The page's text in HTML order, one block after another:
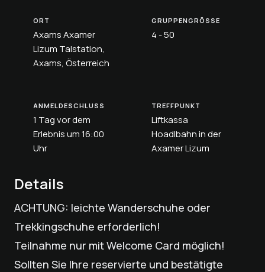
ORT
Axams Axamer
Lizum Talstation,
Axams, Österreich
GRUPPENGRÖSSE
4 - 50
ANMELDESCHLUSS
1 Tag vor dem
Erlebnis um 16:00
Uhr
TREFFPUNKT
Liftkassa
Hoadlbahn in der
Axamer Lizum
Details
ACHTUNG: leichte Wanderschuhe oder
Trekkingschuhe erforderlich!
Teilnahme nur mit Welcome Card möglich!
Sollten Sie Ihre reservierte und bestätigte